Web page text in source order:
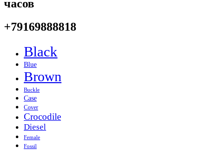
часов
+79169888818
Black
Blue
Brown
Buckle
Case
Cover
Crocodile
Diesel
Female
Fossil